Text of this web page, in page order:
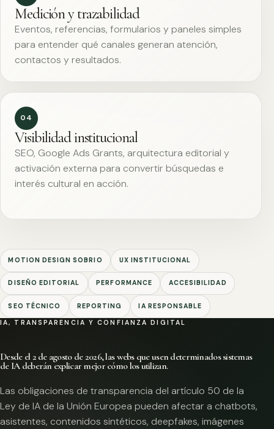
Medición y trazabilidad
Eventos, referencias, formularios y paneles simples
para entender qué canales generan atención,
contactos y resultados.
04
Visibilidad institucional
SEO, Google Ads Grants, arquitectura editorial y
activación externa para convertir búsquedas e
interés cultural en acción.
MOTION DESIGN SOBRIO UX INSTITUCIONAL
DISEÑO EDITORIAL PERFORMANCE ACCESIBILIDAD
SEO TÉCNICO REPORTING IA RESPONSABLE
IA, TRANSPARENCIA Y CONFIANZA DIGITAL
Desde el 2 de agosto de 2026, las webs que usen determinados sistemas
de IA deberán explicar mejor cómo los utilizan.
Las obligaciones de transparencia del artículo 50 de la
Ley de IA de la Unión Europea pueden afectar a chatbots,
asistentes, contenidos sintéticos, deepfakes, imágenes